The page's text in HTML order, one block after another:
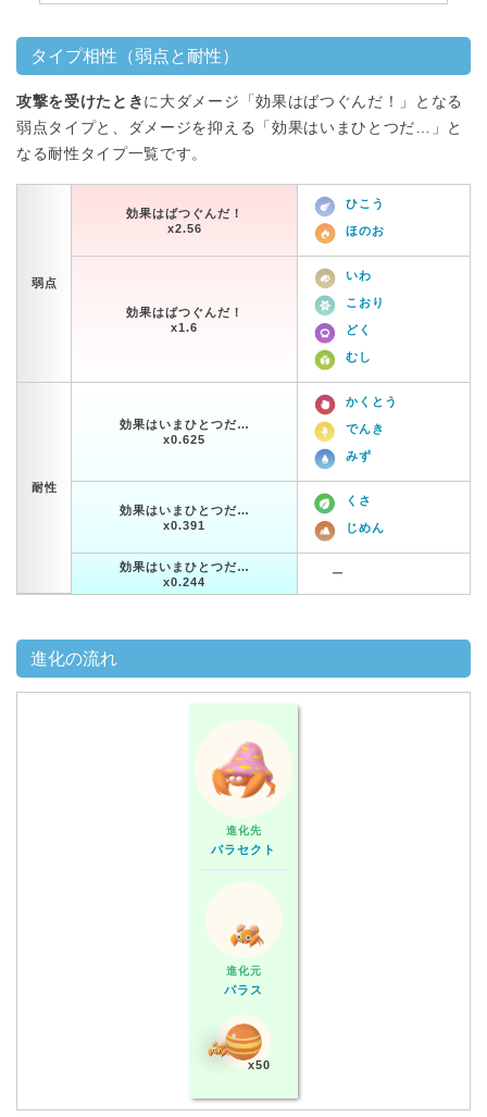
タイプ相性（弱点と耐性）
攻撃を受けたとき に大ダメージ「効果はばつぐんだ！」となる
弱点タイプと、ダメージを抑える「効果はいまひとつだ…」と
なる耐性タイプ一覧です。
弱点
効果はばつぐんだ！
x2.56
ひこう
ほのお
効果はばつぐんだ！
x1.6
いわ
こおり
どく
むし
耐性
効果はいまひとつだ…
x0.625
かくとう
でんき
みず
効果はいまひとつだ…
x0.391
くさ
じめん
効果はいまひとつだ…
x0.244
ー
進化の流れ
進化先
パラセクト
進化元
パラス
x50